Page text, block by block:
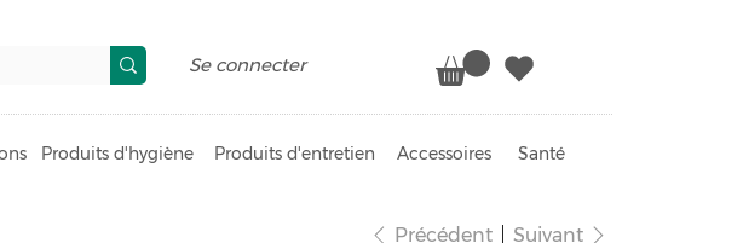
Produits d'hygiène Produits d'entretien Accessoires Santé
Se connecter
Précédent Suivant